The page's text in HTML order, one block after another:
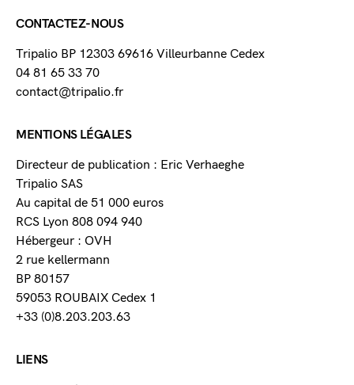
CONTACTEZ-NOUS
Tripalio BP 12303 69616 Villeurbanne Cedex
04 81 65 33 70
contact@tripalio.fr
MENTIONS LÉGALES
Directeur de publication : Eric Verhaeghe
Tripalio SAS
Au capital de 51 000 euros
RCS Lyon 808 094 940
Hébergeur : OVH
2 rue kellermann
BP 80157
59053 ROUBAIX Cedex 1
+33 (0)8.203.203.63
LIENS